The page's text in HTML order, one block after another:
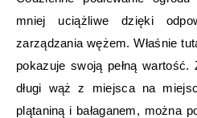
mniej uciążliwe dzięki
zarządzania wężem. Właśnie
pokazuje swoją pełną
długi wąż z miejsca na
plątaniną i bałaganem, można